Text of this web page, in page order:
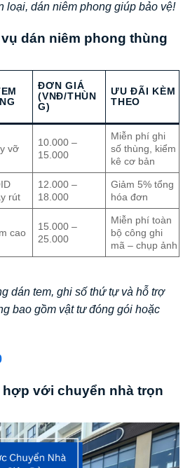
loại, dán niêm phong giúp bảo vệ!
dán niêm phong thùng
ĐƠN GIÁ
(VNĐ/THÙN
G)
ƯU ĐÃI KÈM
THEO
vỡ
10.000 –
15.000
Miễn phí ghi
số thùng, kiểm
kê cơ bản
rút
12.000 –
18.000
Giảm 5% tổng
hóa đơn
cao
15.000 –
25.000
Miễn phí toàn
bộ công ghi
mã – chụp ảnh
dán tem, ghi số thứ tự và hỗ trợ
bao gồm vật tư đóng gói hoặc
hợp với chuyển nhà trọn